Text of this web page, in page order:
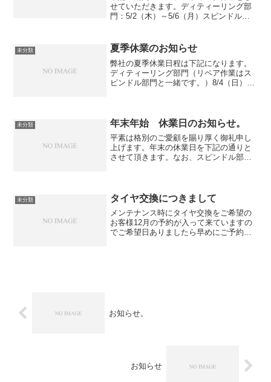
せていただきます。ディティーリング部
門：5/2（木）～5/6（月）スピンドル部
未分類 夏季休業のお知らせ
弊社の夏季休業日程は下記になります。
ディティーリング部門（リペア作業はス
ピンドル部門と一緒です。）8/4（日）～
未分類 年末年始 休業日のお知らせ。
平素は格別のご愛顧を賜り厚く御礼申し
上げます。年末の休業日を下記の通りと
させて頂きます。なお、スピンドル部門
いますが何卒ご了...
未分類 タイヤ交換につきまして
メンテナンス時にタイヤ交換をご希望の
お客様12月の予約が入って来ていますの
でご希望日ありましたら早めにご予約を
お知らせ。
お知らせ